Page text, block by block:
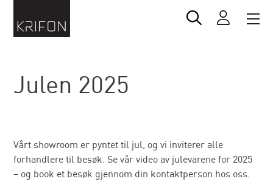
Julen 2025
Vårt showroom er pyntet til jul, og vi inviterer alle
forhandlere til besøk. Se vår video av julevarene for 2025
– og book et besøk gjennom din kontaktperson hos oss.